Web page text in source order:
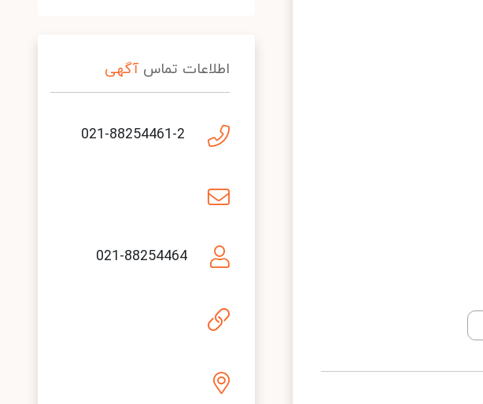
اطلاعات تماس آگهی
021-88254461-2
021-88254464